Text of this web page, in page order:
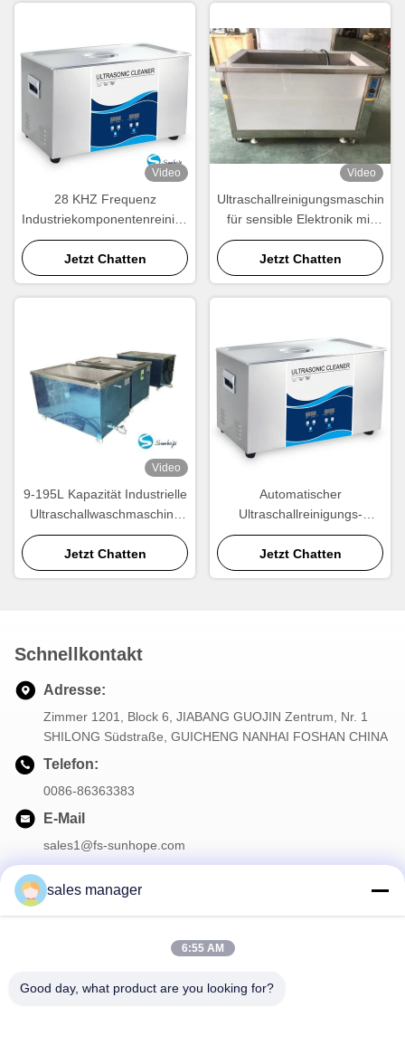
Video
28 KHZ Frequenz
Industriekomponentenreinigungsmaschine
mit einstellbarer Heizleistung
Jetzt Chatten
Video
Ultraschallreinigungsmaschine
für sensible Elektronik mit
220VC 50HZ-Steuerung und
9-195L Kapazität
Jetzt Chatten
Video
9-195L Kapazität Industrielle
Ultraschallwaschmaschine
mit fortschrittlicher
Reinigungstechnologie
Jetzt Chatten
Automatischer
Ultraschallreinigungs-
Maschinen-Stall weich und
sogar Erschütterungs-
Edelstahl
Jetzt Chatten
Schnellkontakt
Adresse:
Zimmer 1201, Block 6, JIABANG GUOJIN Zentrum, Nr. 1
SHILONG Südstraße, GUICHENG NANHAI FOSHAN CHINA
Telefon:
0086-86363383
E-Mail
sales1@fs-sunhope.com
sales manager
6:55 AM
Good day, what product are you looking for?